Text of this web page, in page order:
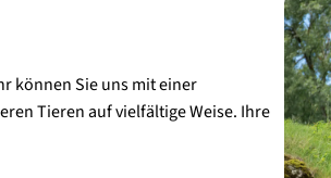
können Sie uns mit einer
Tieren auf vielfältige Weise. Ihre